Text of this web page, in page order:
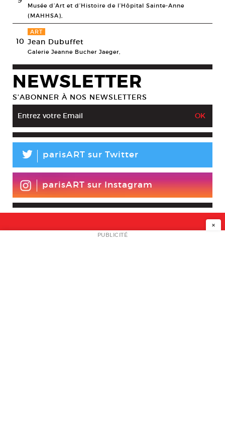
Musée d’Art et d’Histoire de l’Hôpital Sainte-Anne
(MAHHSA),
10
ART
Jean Dubuffet
Galerie Jeanne Bucher Jaeger,
NEWSLETTER
S’ABONNER À NOS NEWSLETTERS
L parisART sur Twitter
parisART sur Instagram
NEWSLETTER
×
PUBLICITÉ